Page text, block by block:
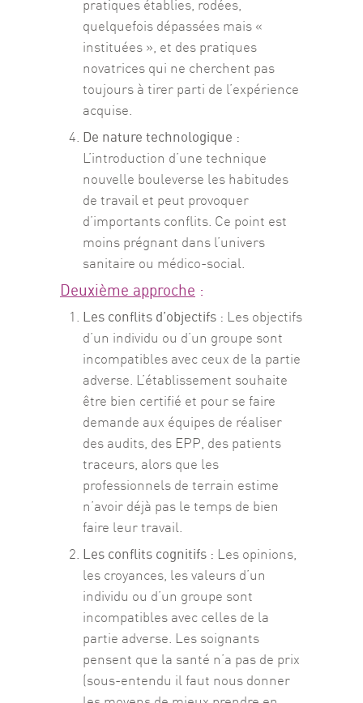
pratiques établies, rodées,
quelquefois dépassées mais «
instituées », et des pratiques
novatrices qui ne cherchent pas
toujours à tirer parti de l’expérience
acquise.
De nature technologique :
L’introduction d’une technique
nouvelle bouleverse les habitudes
de travail et peut provoquer
d’importants conflits. Ce point est
moins prégnant dans l’univers
sanitaire ou médico-social.
Deuxième approche :
Les conflits d’objectifs : Les objectifs
d’un individu ou d’un groupe sont
incompatibles avec ceux de la partie
adverse. L’établissement souhaite
être bien certifié et pour se faire
demande aux équipes de réaliser
des audits, des EPP, des patients
traceurs, alors que les
professionnels de terrain estime
n’avoir déjà pas le temps de bien
faire leur travail.
Les conflits cognitifs : Les opinions,
les croyances, les valeurs d’un
individu ou d’un groupe sont
incompatibles avec celles de la
partie adverse. Les soignants
pensent que la santé n’a pas de prix
(sous-entendu il faut nous donner